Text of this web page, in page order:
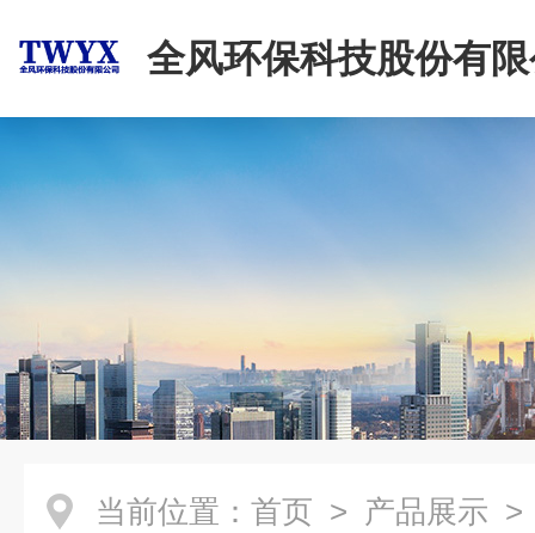
全风环保科技股份有
当前位置： 首页 > 产品展示